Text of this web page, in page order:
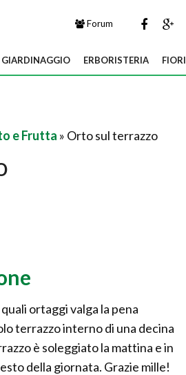
Forum
GIARDINAGGIO ERBORISTERIA FIORI
e Frutta » Orto sul terrazzo
ortaggi valga la pena
terrazzo interno di una decina
è soleggiato la mattina e in
della giornata. Grazie mille!